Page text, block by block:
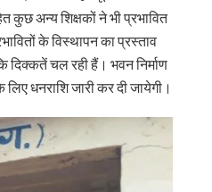
कुछ अन्य शिक्षकों ने भी प्रभावित
के विस्थापन का प्रस्ताव
चल रही हैं। भवन निर्माण
धनराशि जारी कर दी जायेगी।